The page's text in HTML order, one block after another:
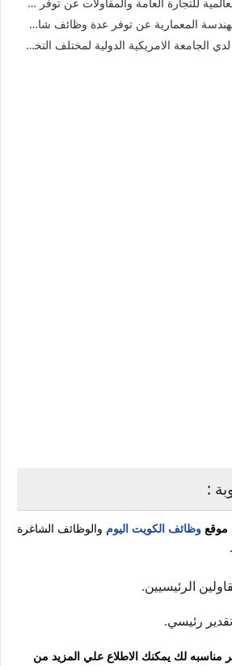
توفر عدة وظائف شاغرة جديدة في مختلف التخصصات في الكويت لعام 2026
الدولية لمختلف التخصصات للوافدين والمقيمين والاجانب في الكويت 2026
:
موقع وظائف الكويت اليوم والوظائف الشاغرة
الرئيسيين.
رئيسي.
مناسبه لك يمكنك الاطلاع علي المزيد من